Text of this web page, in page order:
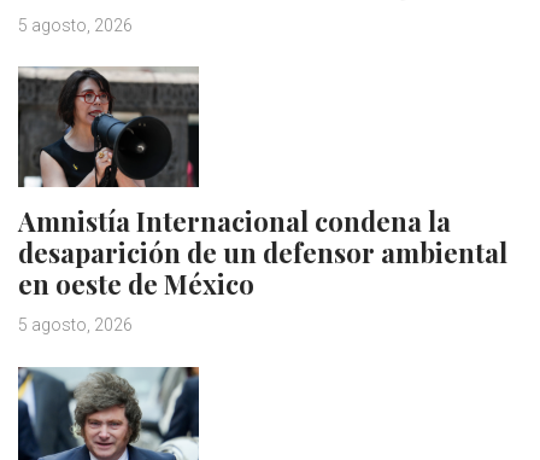
5 agosto, 2026
Amnistía Internacional condena la
desaparición de un defensor ambiental
en oeste de México
5 agosto, 2026